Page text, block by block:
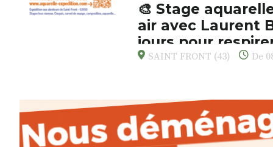
🎨 Stage
air avec Laurent
jours pour
s’émerveiller
paysages de Haute-Loire ?
Cet été, Laurent Bersetvous
SAINT FRONT (43) De